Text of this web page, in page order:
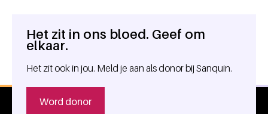
Algemene informatie
Het zit in ons bloed. Geef om
elkaar.
Het zit ook in jou. Meld je aan als donor bij Sanquin.
Word donor